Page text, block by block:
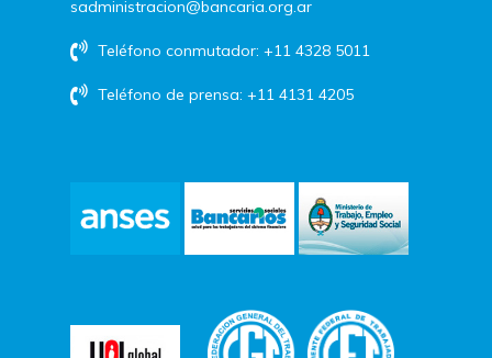
sadministracion@bancaria.org.ar
Teléfono conmutador: +11 4328 5011
Teléfono de prensa: +11 4131 4205